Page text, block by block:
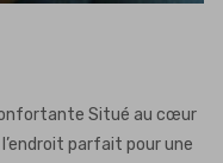
Situé au cœur
parfait pour une